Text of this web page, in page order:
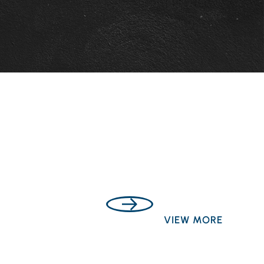
VIEW MORE